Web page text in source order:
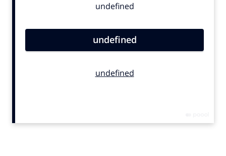
Contentmarketing